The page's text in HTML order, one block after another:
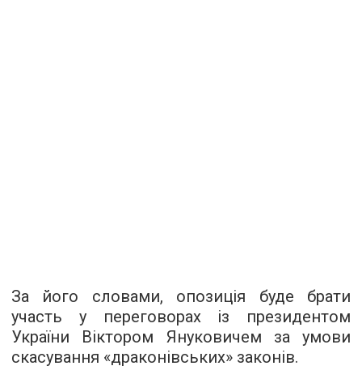
За його словами, опозиція буде брати
участь у переговорах із президентом
України Віктором Януковичем за умови
скасування «драконівських» законів.